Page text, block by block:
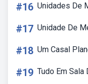
#16 Unidades De
#17 Unidade De
#18 Um Casal
#19 Tudo Em Sala